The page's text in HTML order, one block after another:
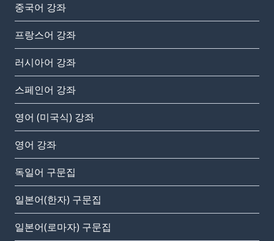
중국어 강좌
프랑스어 강좌
러시아어 강좌
스페인어 강좌
영어 (미국식) 강좌
영어 강좌
독일어 구문집
일본어(한자) 구문집
일본어(로마자) 구문집